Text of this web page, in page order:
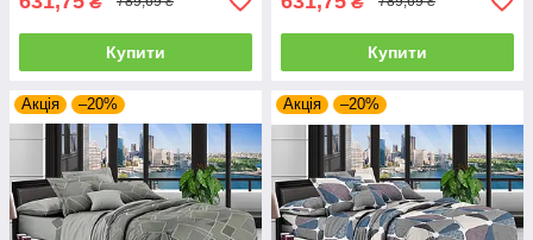
Купити Купити
Акція –20% Акція –20%